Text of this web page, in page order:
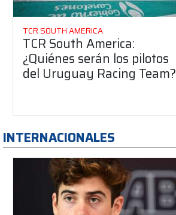
TCR SOUTH AMERICA
TCR South America:
¿Quiénes serán los pilotos
del Uruguay Racing Team?
INTERNACIONALES